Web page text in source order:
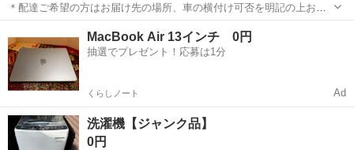
＊配達ご希望の方はお届け先の場所、車の横付け可否を明記の上お問
い合わせ下さい。 ＊引取りの際は必ず積載可能なお車でお越し下さ
い。 二槽式洗濯機になります。 使用少なくキレイな状態です。 2024
年製 取扱説明書付き 中...
MacBook Air 13インチ 0円
抽選でプレゼント！応募は1分
くらしノート Ad
洗濯機【ジャンク品】
0円